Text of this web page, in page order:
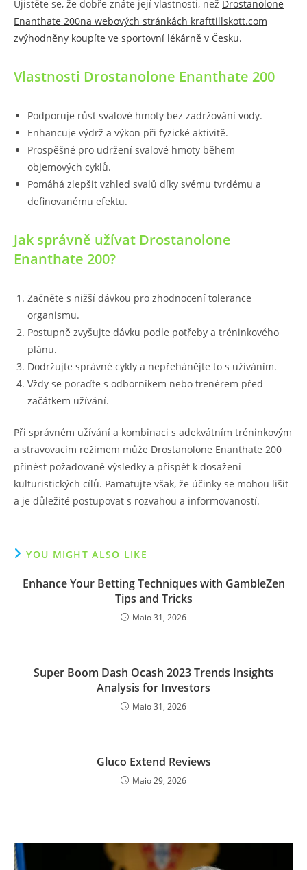
Ujistěte se, že dobře znáte její vlastnosti, než Drostanolone
Enanthate 200na webových stránkách krafttillskott.com
zvýhodněny koupíte ve sportovní lékárně v Česku.
Vlastnosti Drostanolone Enanthate 200
Podporuje růst svalové hmoty bez zadržování vody.
Enhancuje výdrž a výkon při fyzické aktivitě.
Prospěšné pro udržení svalové hmoty během
objemových cyklů.
Pomáhá zlepšit vzhled svalů díky svému tvrdému a
definovanému efektu.
Jak správně užívat Drostanolone
Enanthate 200?
Začněte s nižší dávkou pro zhodnocení tolerance
organismu.
Postupně zvyšujte dávku podle potřeby a tréninkového
plánu.
Dodržujte správné cykly a nepřehánějte to s užíváním.
Vždy se poraďte s odborníkem nebo trenérem před
začátkem užívání.
Při správném užívání a kombinaci s adekvátním tréninkovým
a stravovacím režimem může Drostanolone Enanthate 200
přinést požadované výsledky a přispět k dosažení
kulturistických cílů. Pamatujte však, že účinky se mohou lišit
a je důležité postupovat s rozvahou a informovaností.
YOU MIGHT ALSO LIKE
Enhance Your Betting Techniques with GambleZen
Tips and Tricks
Maio 31, 2026
Super Boom Dash Ocash 2023 Trends Insights
Analysis for Investors
Maio 31, 2026
Gluco Extend Reviews
Maio 29, 2026